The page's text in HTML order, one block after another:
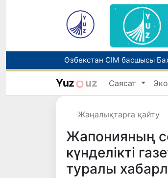
Әлемдік биржаларда
Yuz uz Саясат
Жаңалықтарға қайту
Жапонияның
күнделікті
туралы